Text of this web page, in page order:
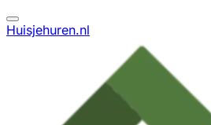
Huisjehuren.nl